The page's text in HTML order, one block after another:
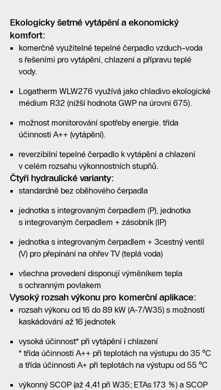
Ekologicky šetrné vytápění a ekonomický
komfort:
komerčně využitelné tepelné čerpadlo vzduch–voda
s řešeními pro vytápění, chlazení a přípravu teplé
vody.
Logatherm WLW276 využívá jako chladivo ekologické
médium R32 (nižší hodnota GWP na úrovni 675).
možnost monitorování spotřeby energie. třída
účinnosti A++ (vytápění).
reverzibilní tepelné čerpadlo k vytápění a chlazení
v celém rozsahu výkonnostních stupňů.
Čtyři hydraulické varianty:
standardně bez oběhového čerpadla
jednotka s integrovaným čerpadlem (P), jednotka
s integrovaným čerpadlem + zásobník (IP)
jednotka s integrovaným čerpadlem + 3cestný ventil
(V) pro přepínání na ohřev TV (teplá voda)
všechna provedení disponují výměníkem tepla
s ochranným povlakem
Vysoký rozsah výkonu pro komerční aplikace:
rozsah výkonu od 16 do 89 kW (A-7/W35) s možností
kaskádování až 16 jednotek
vysoká účinnost* při vytápění i chlazení
* třída účinnosti A++ při teplotách na výstupu do 35 °C
a třída účinnosti A+ při teplotách na výstupu od 55 °C
výkonný SCOP (až 4,41 při W35; ETAs 173 %) a SCOP